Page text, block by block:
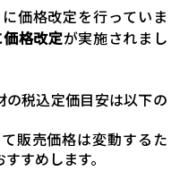
価格改定を行っていま
格改定が実施されまし
税込定価目安は以下の
販売価格は変動するた
すめします。